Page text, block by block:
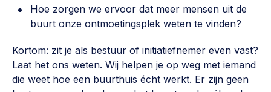
Hoe zorgen we ervoor dat meer mensen uit de
buurt onze ontmoetingsplek weten te vinden?
Kortom: zit je als bestuur of initiatiefnemer even vast?
Laat het ons weten. Wij helpen je op weg met iemand
die weet hoe een buurthuis écht werkt. Er zijn geen